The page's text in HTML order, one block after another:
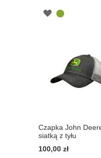
Czapka John
siatką z tyłu
100,00 zł